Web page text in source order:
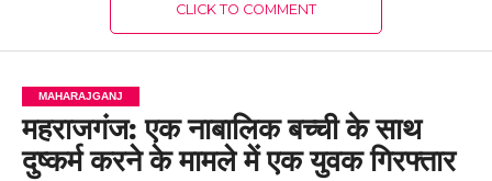
CLICK TO COMMENT
MAHARAJGANJ
महराजगंज: एक नाबालिक बच्ची के साथ
दुष्कर्म करने के मामले में एक युवक गिरफ्तार